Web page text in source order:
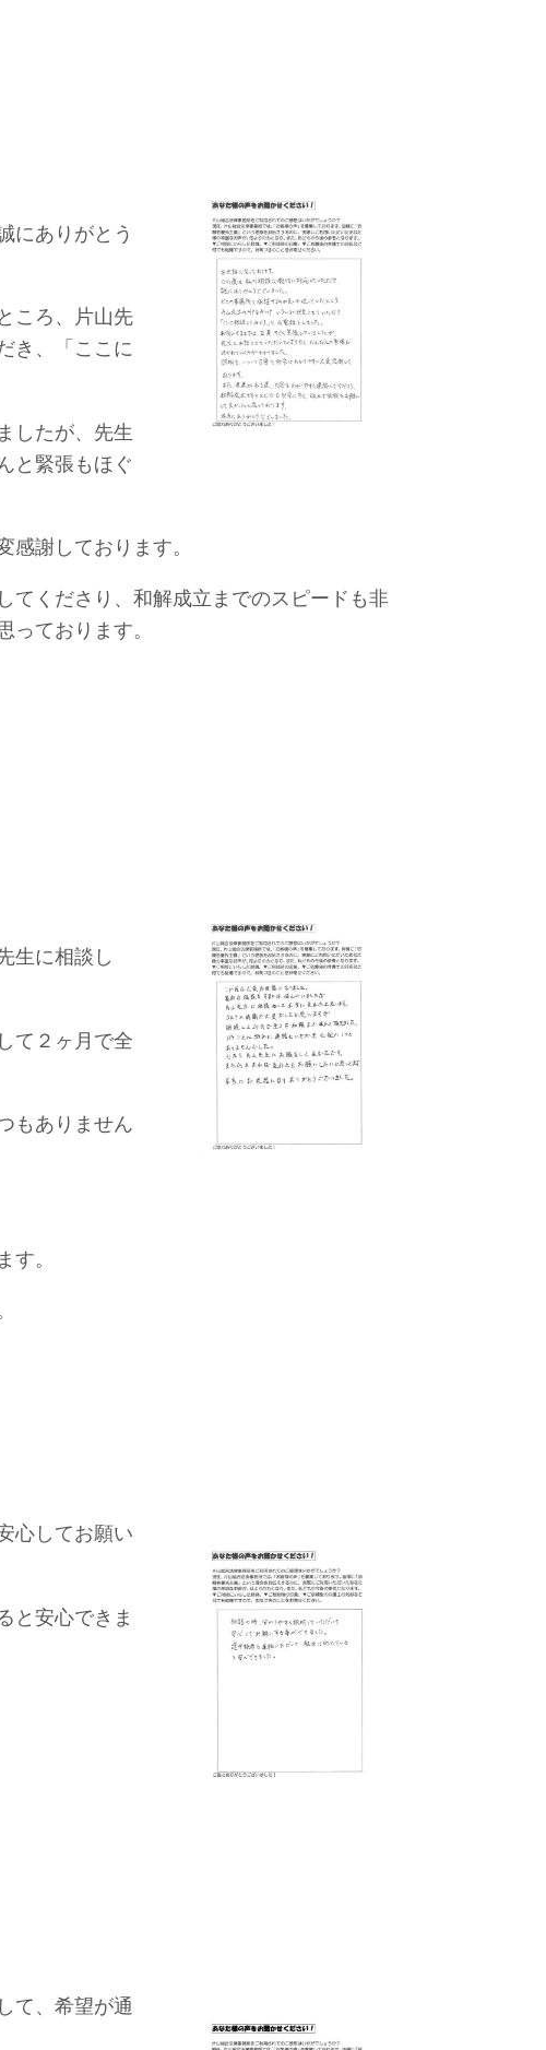
にありがとう
ころ、片山先
き、「ここに
したが、先生
と緊張もほぐ
謝しております。
てくださり、和解成立までのスピードも非
ております。
生に相談し
て２ヶ月で全
もありません
す。
心してお願い
と安心できま
て、希望が通